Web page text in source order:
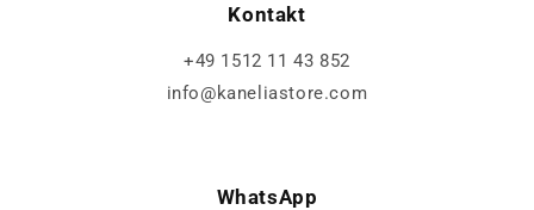
Kontakt
+49 1512 11 43 852
info@kaneliastore.com
WhatsApp